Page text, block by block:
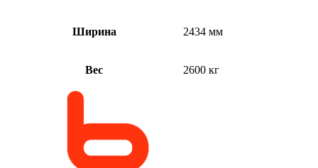
Ширина 2434 мм
Вес 2600 кг